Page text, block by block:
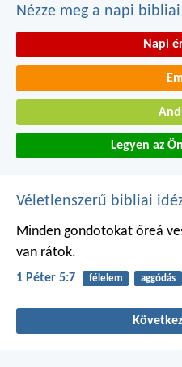
Nézze meg a napi
Napi
Legyen az
Véletlenszerű bibliai
Minden gondotokat őreá
van rátok.
1 Péter 5:7 félelem aggódás